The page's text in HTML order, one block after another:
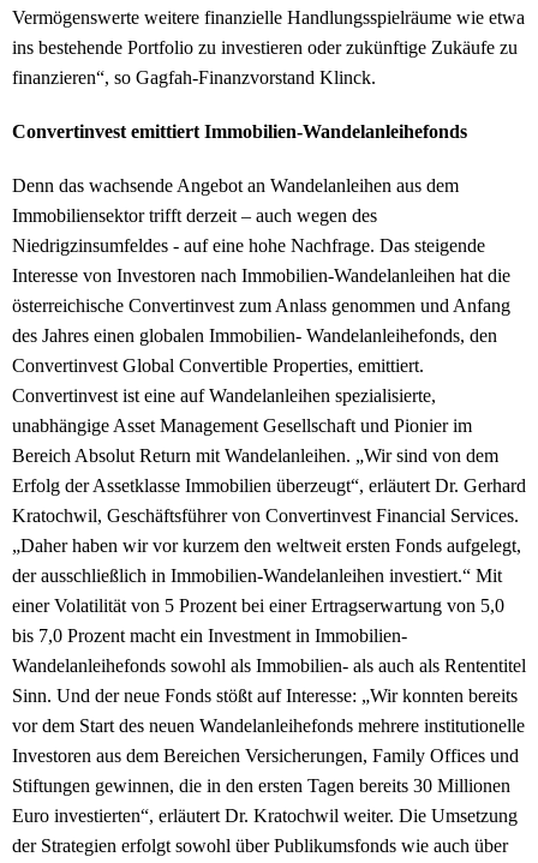
Vermögenswerte weitere finanzielle Handlungsspielräume wie etwa
ins bestehende Portfolio zu investieren oder zukünftige Zukäufe zu
finanzieren“, so Gagfah-Finanzvorstand Klinck.
Convertinvest emittiert Immobilien-Wandelanleihefonds
Denn das wachsende Angebot an Wandelanleihen aus dem
Immobiliensektor trifft derzeit – auch wegen des
Niedrigzinsumfeldes - auf eine hohe Nachfrage. Das steigende
Interesse von Investoren nach Immobilien-Wandelanleihen hat die
österreichische Convertinvest zum Anlass genommen und Anfang
des Jahres einen globalen Immobilien- Wandelanleihefonds, den
Convertinvest Global Convertible Properties, emittiert.
Convertinvest ist eine auf Wandelanleihen spezialisierte,
unabhängige Asset Management Gesellschaft und Pionier im
Bereich Absolut Return mit Wandelanleihen. „Wir sind von dem
Erfolg der Assetklasse Immobilien überzeugt“, erläutert Dr. Gerhard
Kratochwil, Geschäftsführer von Convertinvest Financial Services.
„Daher haben wir vor kurzem den weltweit ersten Fonds aufgelegt,
der ausschließlich in Immobilien-Wandelanleihen investiert.“ Mit
einer Volatilität von 5 Prozent bei einer Ertragserwartung von 5,0
bis 7,0 Prozent macht ein Investment in Immobilien-
Wandelanleihefonds sowohl als Immobilien- als auch als Rententitel
Sinn. Und der neue Fonds stößt auf Interesse: „Wir konnten bereits
vor dem Start des neuen Wandelanleihefonds mehrere institutionelle
Investoren aus dem Bereichen Versicherungen, Family Offices und
Stiftungen gewinnen, die in den ersten Tagen bereits 30 Millionen
Euro investierten“, erläutert Dr. Kratochwil weiter. Die Umsetzung
der Strategien erfolgt sowohl über Publikumsfonds wie auch über